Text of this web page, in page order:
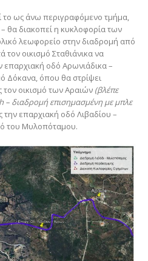
το ως άνω περιγραφόμενο τμήμα,
θα διακοπεί η κυκλοφορία των
λεωφορείο στην διαδρομή από
οικισμό Σταθιάνικα να
επαρχιακή οδό Αρωνιάδικα –
Δόκανα, όπου θα στρίψει
οικισμό των Αραιών (βλέπε
– διαδρομή επισημασμένη με μπλε
επαρχιακή οδό Λιβαδίου –
του Μυλοπόταμου.